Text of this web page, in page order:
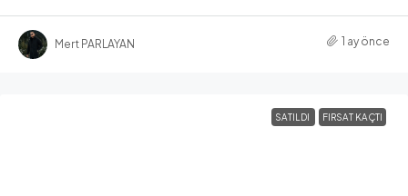
Mert PARLAYAN 1 ay önce
SATILDI FIRSAT KAÇTI